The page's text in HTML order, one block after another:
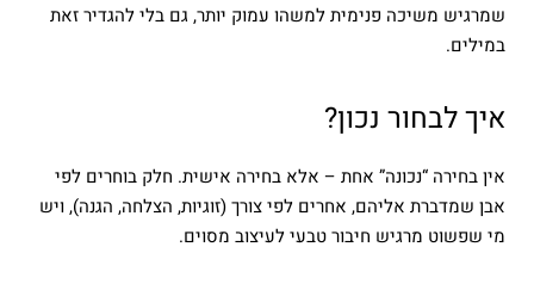
שמרגיש משיכה פנימית למשהו עמוק יותר, גם בלי להגדיר זאת
במילים.
איך לבחור נכון?
אין בחירה “נכונה” אחת – אלא בחירה אישית. חלק בוחרים לפי
אבן שמדברת אליהם, אחרים לפי צורך (זוגיות, הצלחה, הגנה), ויש
מי שפשוט מרגיש חיבור טבעי לעיצוב מסוים.